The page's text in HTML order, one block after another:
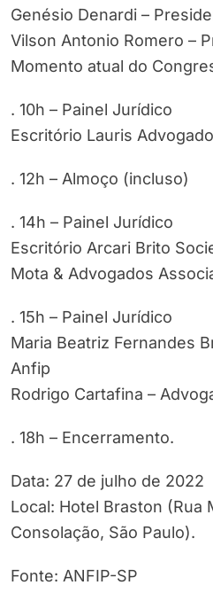
Genésio Denardi –
Vilson Antonio Romero –
Momento atual do
. 10h – Painel Jurídico
Escritório Lauris
. 12h – Almoço (incluso)
. 14h – Painel Jurídico
Escritório Arcari Brito
Mota & Advogados
. 15h – Painel Jurídico
Maria Beatriz Fernandes
Anfip
Rodrigo Cartafina –
. 18h – Encerramento.
Data: 27 de julho de 2022
Local: Hotel Braston (Rua
Consolação, São Paulo).
Fonte: ANFIP-SP